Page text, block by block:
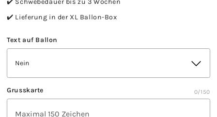
✔️ Lieferung in der XL Ballon-Box